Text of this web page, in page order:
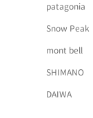
patagonia
Snow Peak
mont bell
SHIMANO
DAIWA